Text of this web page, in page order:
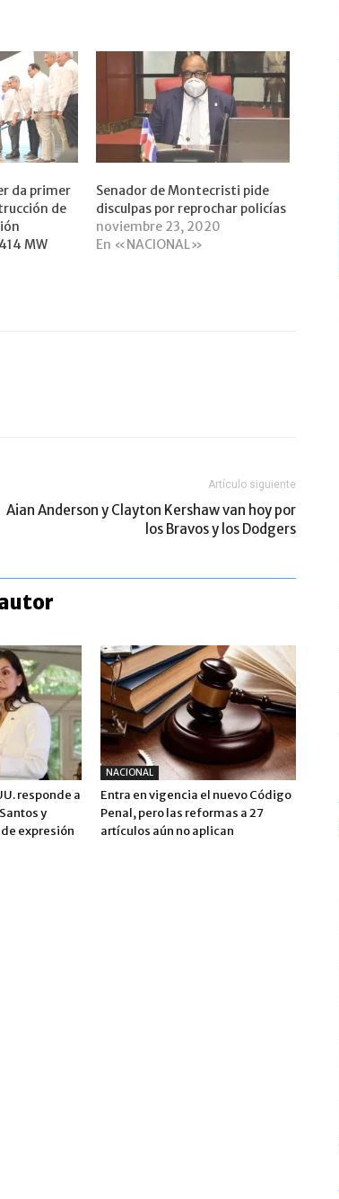
da primer
de
MW
Senador de Montecristi pide
disculpas por reprochar policías
noviembre 23, 2020
En «NACIONAL»
Artículo siguiente
Aian Anderson y Clayton Kershaw van hoy por
los Bravos y los Dodgers
responde a
y
expresión
NACIONAL
Entra en vigencia el nuevo Código
Penal, pero las reformas a 27
artículos aún no aplican